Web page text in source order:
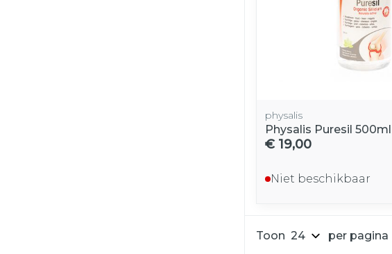
physalis
Physalis Puresil 500ml
€ 19,00
Niet beschikbaar
Toon per pagina